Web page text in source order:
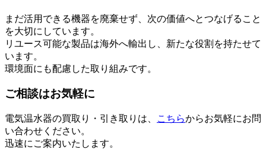
まだ活用できる機器を廃棄せず、次の価値へとつなげること
を大切にしています。
リユース可能な製品は海外へ輸出し、新たな役割を持たせて
います。
環境面にも配慮した取り組みです。
ご相談はお気軽に
電気温水器の買取り・引き取りは、 こちらからお気軽にお問
い合わせください。
迅速にご案内いたします。